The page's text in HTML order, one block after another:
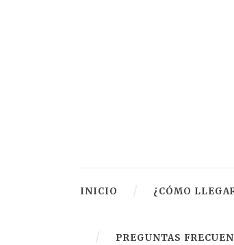
INICIO ¿CÓMO
PREGUNTAS